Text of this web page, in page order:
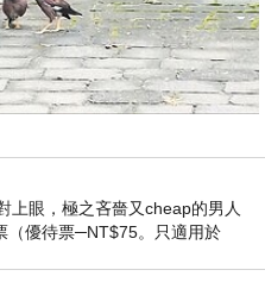
上眼，極之吝嗇又cheap的男人
（優待票─NT$75。只適用於